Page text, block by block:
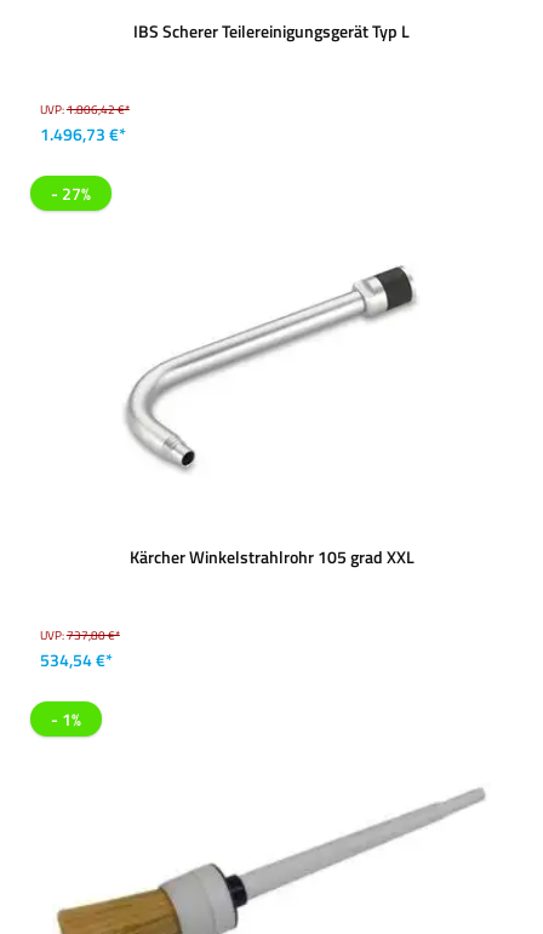
IBS Scherer Teilereinigungsgerät Typ L
UVP:1.806,42 €*
1.496,73 €*
- 27%
Kärcher Winkelstrahlrohr 105 grad XXL
UVP:737,80 €*
534,54 €*
- 1%